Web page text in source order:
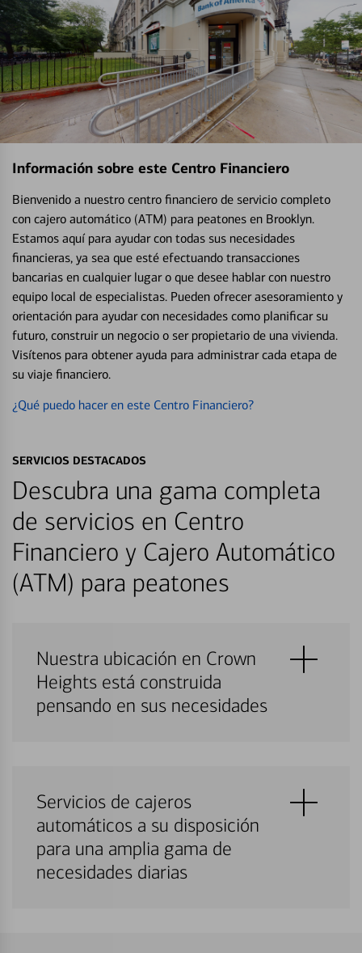
Información sobre este Centro Financiero
Bienvenido a nuestro centro financiero de servicio completo
con cajero automático (ATM) para peatones en Brooklyn.
Estamos aquí para ayudar con todas sus necesidades
financieras, ya sea que esté efectuando transacciones
bancarias en cualquier lugar o que desee hablar con nuestro
equipo local de especialistas. Pueden ofrecer asesoramiento y
orientación para ayudar con necesidades como planificar su
futuro, construir un negocio o ser propietario de una vivienda.
Visítenos para obtener ayuda para administrar cada etapa de
su viaje financiero.
¿Qué puedo hacer en este Centro Financiero?
SERVICIOS DESTACADOS
Descubra una gama completa
de servicios en Centro
Financiero y Cajero Automático
(ATM) para peatones
Nuestra ubicación en Crown
Heights está construida
pensando en sus necesidades
Servicios de cajeros
automáticos a su disposición
para una amplia gama de
necesidades diarias